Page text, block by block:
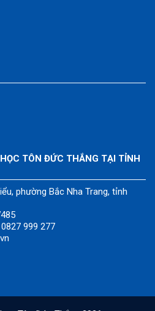
TÔN ĐỨC THẮNG TẠI TỈNH
phường Bắc Nha Trang, tỉnh
999 277